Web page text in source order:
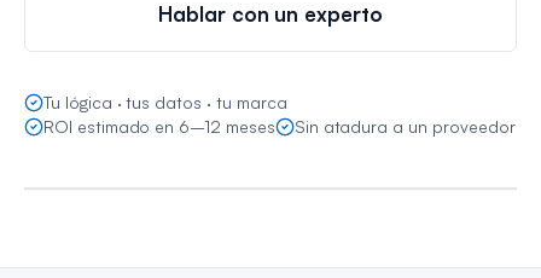
Hablar con un experto
Tu lógica · tus datos · tu marca
ROI estimado en 6–12 meses
Sin atadura a un proveedor
Una app que se ajusta a tu negocio (no al